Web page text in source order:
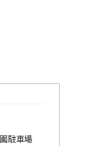
駐車場